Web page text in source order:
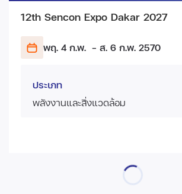
12th Sencon Expo Dakar 2027
พฤ. 4 ก.พ. - ส. 6 ก.พ. 2570
ประเภท
พลังงานและสิ่งแวดล้อม